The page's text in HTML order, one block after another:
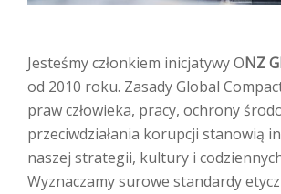
Jesteśmy członkiem inicjatywy ONZ
od 2010 roku. Zasady Global
praw człowieka, pracy, ochrony
przeciwdziałania korupcji stanowią
naszej strategii, kultury i
Wyznaczamy surowe standardy